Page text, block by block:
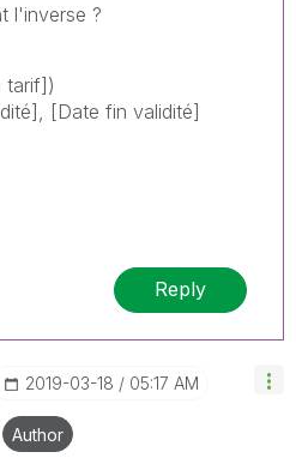
l'inverse ?
tarif])
[Date fin validité]
Reply
‎2019-03-18 05:17 AM
Author